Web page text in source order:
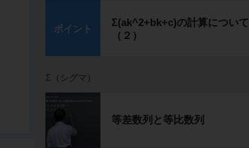
ポイント
Σ(ak^2+bk+c)の計算について
（２）
Σ（シグマ）
等差数列と等比数列